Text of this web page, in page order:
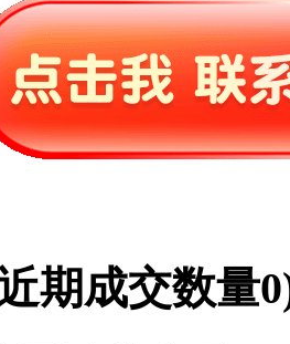
期成交数量0